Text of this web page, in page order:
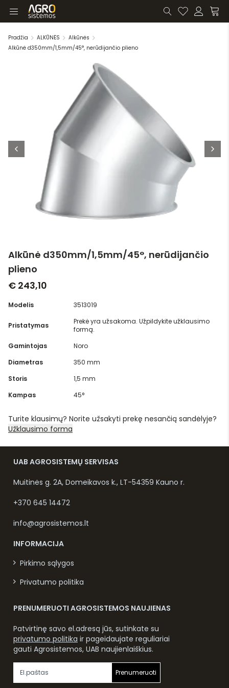
Pradžia ALKŪNĖS
Alkūnės
Alkūnė d350mm/1,5mm/45°, nerūdijančio plieno
Alkūnė d350mm/1,5mm/45°, nerūdijančio
plieno
€ 243,10
Modelis 3513019
Pristatymas
Prekė yra užsakoma. Užpildykite užklausimo
formą.
Gamintojas
Noro
Diametras
350 mm
Storis
1,5 mm
Kampas
45°
Turite klausimų? Norite užsakyti prekę nesančią sandėlyje?
Užklausimo forma
UAB AGROSISTEMŲ SERVISAS
Muitinės g. 2A, Domeikavos k., LT-54359 Kauno r.
+370 645 14472
info@agrosistemos.lt
INFORMACIJA
Pirkimo sąlygos
Privatumo politika
PRENUMERUOTI AGROSISTEMOS NAUJIENAS
Patvirtinę savo el.adresą jūs, sutinkate su
privatumo politika ir pageidaujate reguliariai
gauti Agrosistemos, UAB naujienlaiškius.
Prenumeruoti